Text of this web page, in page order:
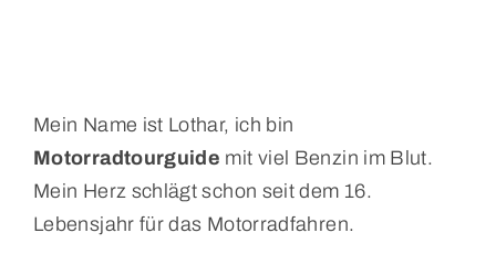
Mein Name ist Lothar, ich bin
Motorradtourguide mit viel Benzin im Blut.
Mein Herz schlägt schon seit dem 16.
Lebensjahr für das Motorradfahren.